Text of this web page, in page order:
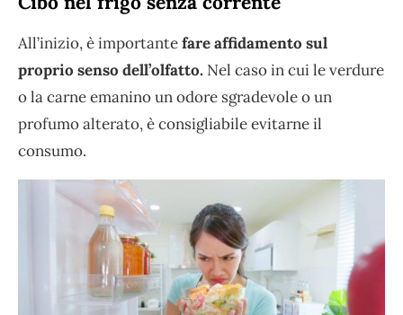
All’inizio, è importantefare affidamento sul
proprio senso dell’olfatto. Nel caso in cui le verdure
o la carne emanino un odore sgradevole o un
profumo alterato, è consigliabile evitarne il
consumo.